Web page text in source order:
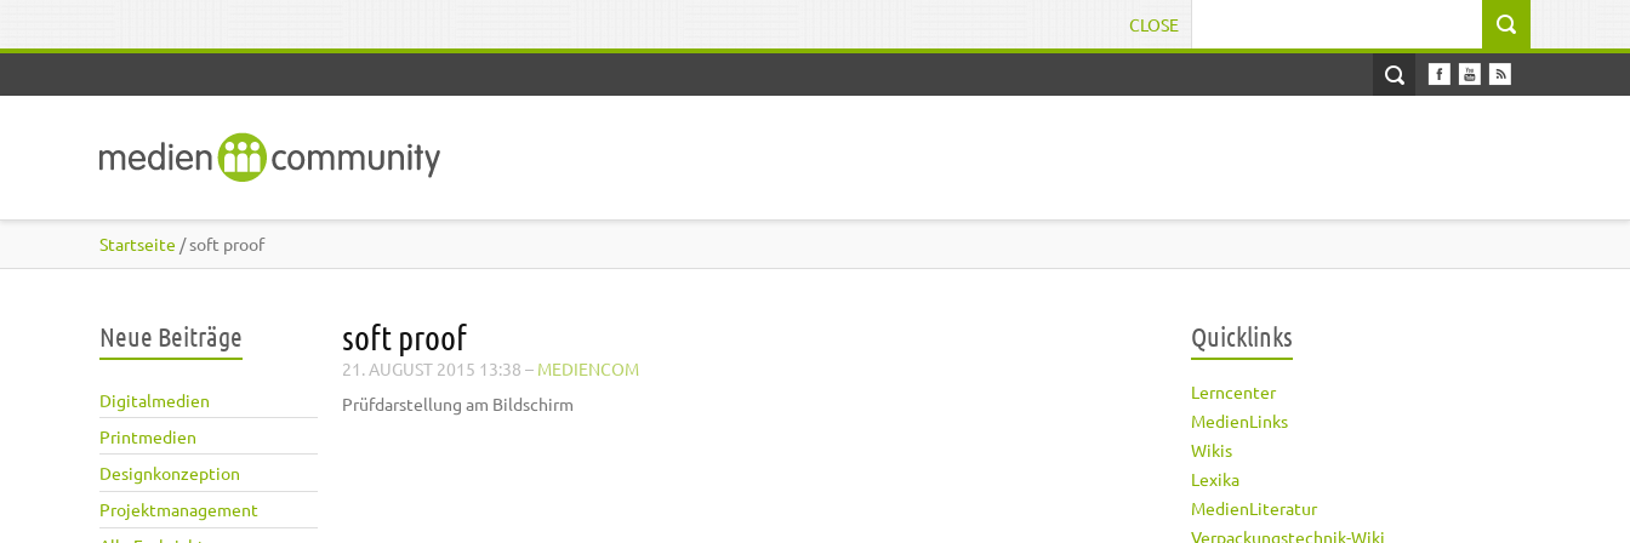
CLOSE
Startseite / soft proof
Neue Beiträge
Digitalmedien
Printmedien
Designkonzeption
Projektmanagement
soft proof
21. AUGUST 2015 13:38 – MEDIENCOM
Prüfdarstellung am Bildschirm
Quicklinks
Lerncenter
MedienLinks
Wikis
Lexika
MedienLiteratur
Verpackungstechnik-Wiki